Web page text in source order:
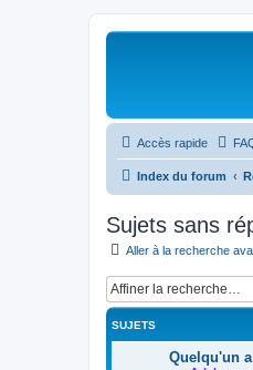
Accès rapide
Index du forum
Sujets sans
Aller à la recherche
SUJETS
Quelqu'un